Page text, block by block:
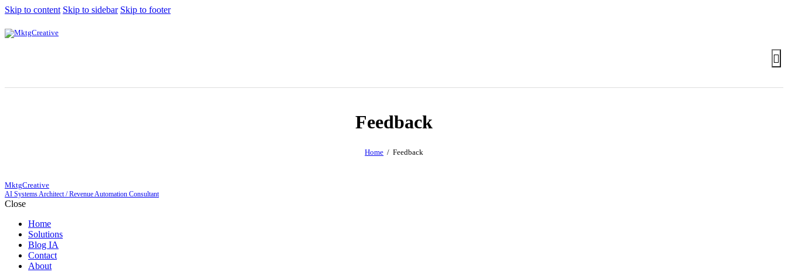
Skip to content Skip to sidebar Skip to footer
Feedback
Home Feedback
MktgCreative
AI Systems Architect / Revenue Automation Consultant
Close
Home
Solutions
Blog IA
Contact
About